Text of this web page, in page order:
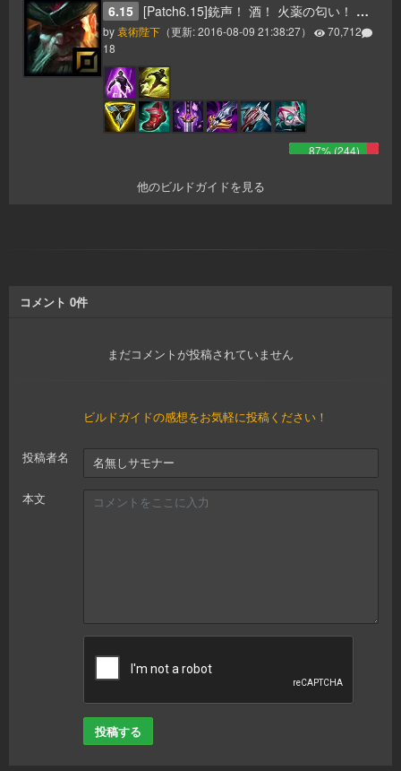
6.15 [Patch6.15]銃声！ 酒！ 火薬の匂い！ そして一斉砲撃のお知らせだ！ ヤーハハーハー！
by 袁術陛下 （更新:2016-08-09 21:38:27）
70,712
18
87% (244)
他のビルドガイドを見る
コメント 0件
まだコメントが投稿されていません
ビルドガイドの感想をお気軽に投稿ください！
投稿者名
本文
投稿する